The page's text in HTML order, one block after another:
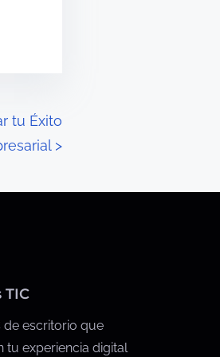
tu Éxito
>
TIC
de escritorio que
tu experiencia digital